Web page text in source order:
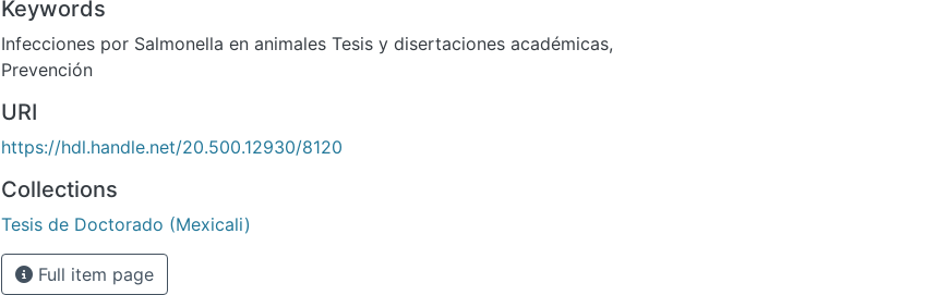
Keywords
Infecciones por Salmonella en animales Tesis y disertaciones académicas,
Prevención
URI
https://hdl.handle.net/20.500.12930/8120
Collections
Tesis de Doctorado (Mexicali)
Full item page